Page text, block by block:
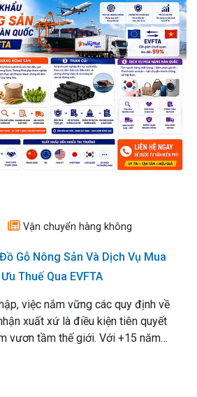
Vận chuyển hàng không
Gỗ Nông Sản Và Dịch Vụ Mua
Thuế Qua EVFTA
việc nắm vững các quy định về
xuất xứ là điều kiện tiên quyết
vươn tầm thế giới. Với +15 năm
pháp vận chuyển hiệu quả nhất,.